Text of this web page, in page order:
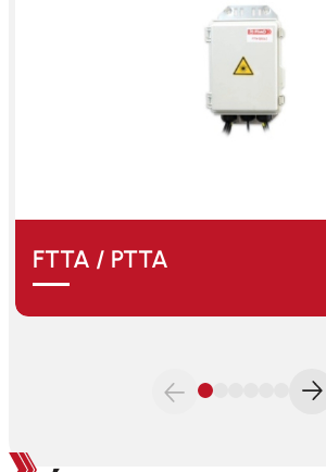
FTTA / PTTA